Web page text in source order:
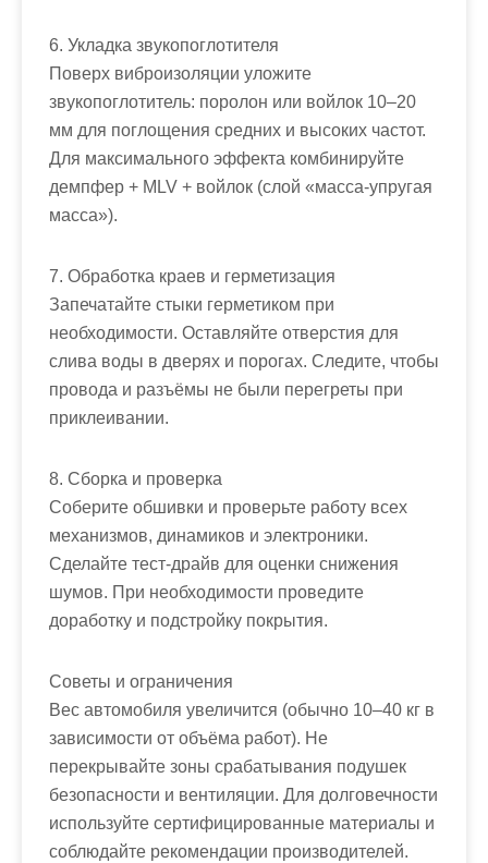
6. Укладка звукопоглотителя
Поверх виброизоляции уложите
звукопоглотитель: поролон или войлок 10–20
мм для поглощения средних и высоких частот.
Для максимального эффекта комбинируйте
демпфер + MLV + войлок (слой «масса‑упругая
масса»).
7. Обработка краев и герметизация
Запечатайте стыки герметиком при
необходимости. Оставляйте отверстия для
слива воды в дверях и порогах. Следите, чтобы
провода и разъёмы не были перегреты при
приклеивании.
8. Сборка и проверка
Соберите обшивки и проверьте работу всех
механизмов, динамиков и электроники.
Сделайте тест‑драйв для оценки снижения
шумов. При необходимости проведите
доработку и подстройку покрытия.
Советы и ограничения
Вес автомобиля увеличится (обычно 10–40 кг в
зависимости от объёма работ). Не
перекрывайте зоны срабатывания подушек
безопасности и вентиляции. Для долговечности
используйте сертифицированные материалы и
соблюдайте рекомендации производителей.